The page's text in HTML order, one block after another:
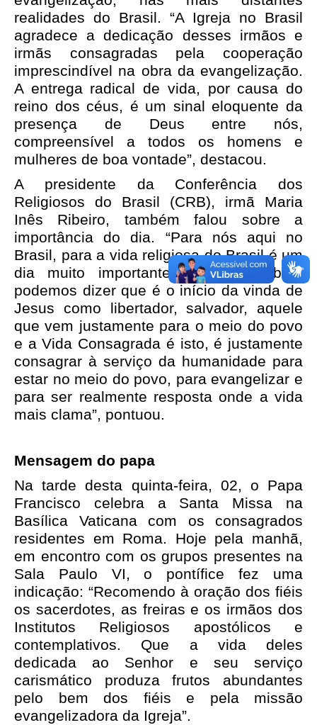
realidades do Brasil. “A Igreja no Brasil
agradece a dedicação desses irmãos e
irmãs consagradas pela cooperação
imprescindível na obra da evangelização.
A entrega radical de vida, por causa do
reino dos céus, é um sinal eloquente da
presença de Deus entre nós,
compreensível a todos os homens e
mulheres de boa vontade”, destacou.
A presidente da Conferência dos
Religiosos do Brasil (CRB), irmã Maria
Inês Ribeiro, também falou sobre a
importância do dia. “Para nós aqui no
Brasil, para a vida religiosa do Brasil é um
dia muito importante, porque também
podemos dizer que é o início da vinda de
Jesus como libertador, salvador, aquele
que vem justamente para o meio do povo
e a Vida Consagrada é isto, é justamente
consagrar à serviço da humanidade para
estar no meio do povo, para evangelizar e
para ser realmente resposta onde a vida
mais clama”, pontuou.
Mensagem do papa
Na tarde desta quinta-feira, 02, o Papa
Francisco celebra a Santa Missa na
Basílica Vaticana com os consagrados
residentes em Roma. Hoje pela manhã,
em encontro com os grupos presentes na
Sala Paulo VI, o pontífice fez uma
indicação: “Recomendo à oração dos fiéis
os sacerdotes, as freiras e os irmãos dos
Institutos Religiosos apostólicos e
contemplativos. Que a vida deles
dedicada ao Senhor e seu serviço
carismático produza frutos abundantes
pelo bem dos fiéis e pela missão
evangelizadora da Igreja”.